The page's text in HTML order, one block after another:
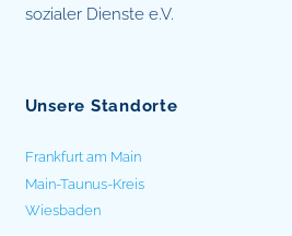
sozialer Dienste e.V.
Unsere Standorte
Frankfurt am Main
Main-Taunus-Kreis
Wiesbaden